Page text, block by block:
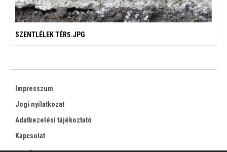
SZENTLÉLEK TÉR5.JPG
Impresszum
Jogi nyilatkozat
Adatkezelési tájékoztató
Kapcsolat